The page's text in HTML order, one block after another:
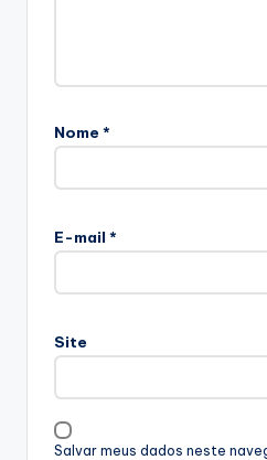
Nome *
E-mail *
Site
Salvar meus dados neste